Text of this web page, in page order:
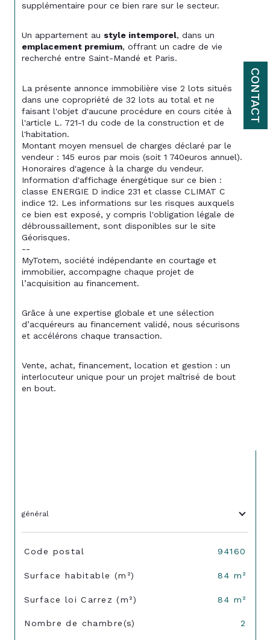
CONTACT
supplémentaire pour ce bien rare sur le secteur.
Un appartement au style intemporel, dans un
emplacement premium, offrant un cadre de vie
recherché entre Saint-Mandé et Paris.
La présente annonce immobilière vise 2 lots situés
dans une copropriété de 32 lots au total et ne
faisant l'objet d'aucune procédure en cours citée à
l'article L. 721-1 du code de la construction et de
l'habitation.
Montant moyen mensuel de charges déclaré par le
vendeur : 145 euros par mois (soit 1 740euros annuel).
Honoraires d'agence à la charge du vendeur.
Information d'affichage énergétique sur ce bien :
classe ENERGIE D indice 231 et classe CLIMAT C
indice 12. Les informations sur les risques auxquels
ce bien est exposé, y compris l'obligation légale de
débroussaillement, sont disponibles sur le site
Géorisques.
--
MyTotem, société indépendante en courtage et
immobilier, accompagne chaque projet de
l’acquisition au financement.
Grâce à une expertise globale et une sélection
d’acquéreurs au financement validé, nous sécurisons
et accélérons chaque transaction.
Vente, achat, financement, location et gestion : un
interlocuteur unique pour un projet maîtrisé de bout
en bout.
général
TRAD_SIROCCO_Caracteristique
Code postal 94160
Surface habitable (m²) 84 m²
Surface loi Carrez (m²) 84 m²
Nombre de chambre(s) 2